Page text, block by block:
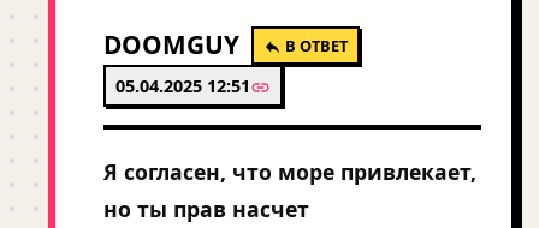
DOOMGUY В ОТВЕТ
05.04.2025 12:51
Я согласен, что море привлекает,
но ты прав насчет